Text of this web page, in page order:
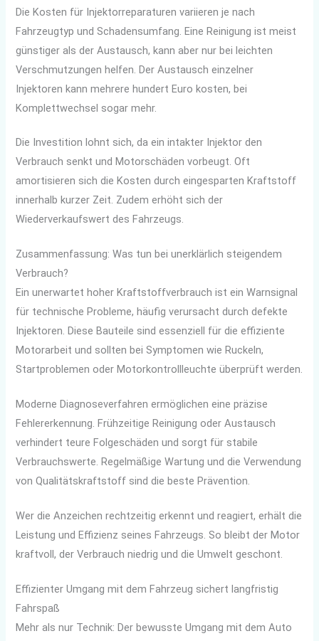
Die Kosten für Injektorreparaturen variieren je nach
Fahrzeugtyp und Schadensumfang. Eine Reinigung ist meist
günstiger als der Austausch, kann aber nur bei leichten
Verschmutzungen helfen. Der Austausch einzelner
Injektoren kann mehrere hundert Euro kosten, bei
Komplettwechsel sogar mehr.
Die Investition lohnt sich, da ein intakter Injektor den
Verbrauch senkt und Motorschäden vorbeugt. Oft
amortisieren sich die Kosten durch eingesparten Kraftstoff
innerhalb kurzer Zeit. Zudem erhöht sich der
Wiederverkaufswert des Fahrzeugs.
Zusammenfassung: Was tun bei unerklärlich steigendem
Verbrauch?
Ein unerwartet hoher Kraftstoffverbrauch ist ein Warnsignal
für technische Probleme, häufig verursacht durch defekte
Injektoren. Diese Bauteile sind essenziell für die effiziente
Motorarbeit und sollten bei Symptomen wie Ruckeln,
Startproblemen oder Motorkontrollleuchte überprüft werden.
Moderne Diagnoseverfahren ermöglichen eine präzise
Fehlererkennung. Frühzeitige Reinigung oder Austausch
verhindert teure Folgeschäden und sorgt für stabile
Verbrauchswerte. Regelmäßige Wartung und die Verwendung
von Qualitätskraftstoff sind die beste Prävention.
Wer die Anzeichen rechtzeitig erkennt und reagiert, erhält die
Leistung und Effizienz seines Fahrzeugs. So bleibt der Motor
kraftvoll, der Verbrauch niedrig und die Umwelt geschont.
Effizienter Umgang mit dem Fahrzeug sichert langfristig
Fahrspaß
Mehr als nur Technik: Der bewusste Umgang mit dem Auto